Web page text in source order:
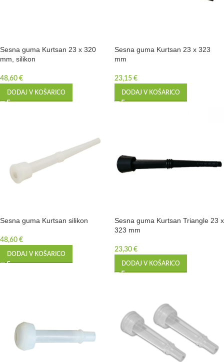
Sesna guma Kurtsan 23 x 320
mm, silikon
48,60 €
DODAJ V KOŠARICO
Sesna guma Kurtsan 23 x 323
mm
23,15 €
DODAJ V KOŠARICO
Sesna guma Kurtsan silikon
48,60 €
DODAJ V KOŠARICO
Sesna guma Kurtsan Triangle 23 x
323 mm
23,30 €
DODAJ V KOŠARICO